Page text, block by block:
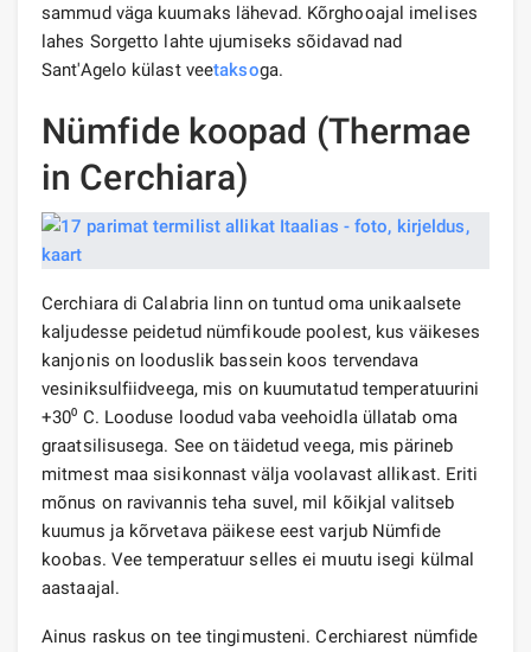
sammud väga kuumaks lähevad. Kõrghooajal imelises
lahes Sorgetto lahte ujumiseks sõidavad nad
Sant'Agelo külast veetaksoga.
Nümfide koopad (Thermae
in Cerchiara)
Cerchiara di Calabria linn on tuntud oma unikaalsete
kaljudesse peidetud nümfikoude poolest, kus väikeses
kanjonis on looduslik bassein koos tervendava
vesiniksulfiidveega, mis on kuumutatud temperatuurini
+30⁰ C. Looduse loodud vaba veehoidla üllatab oma
graatsilisusega. See on täidetud veega, mis pärineb
mitmest maa sisikonnast välja voolavast allikast. Eriti
mõnus on ravivannis teha suvel, mil kõikjal valitseb
kuumus ja kõrvetava päikese eest varjub Nümfide
koobas. Vee temperatuur selles ei muutu isegi külmal
aastaajal.
Ainus raskus on tee tingimusteni. Cerchiarest nümfide